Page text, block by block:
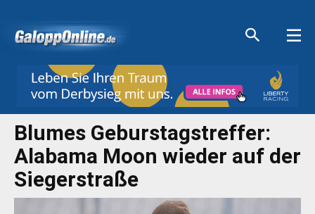
Blumes Geburstagstreffer:
Alabama Moon wieder auf der
Siegerstraße